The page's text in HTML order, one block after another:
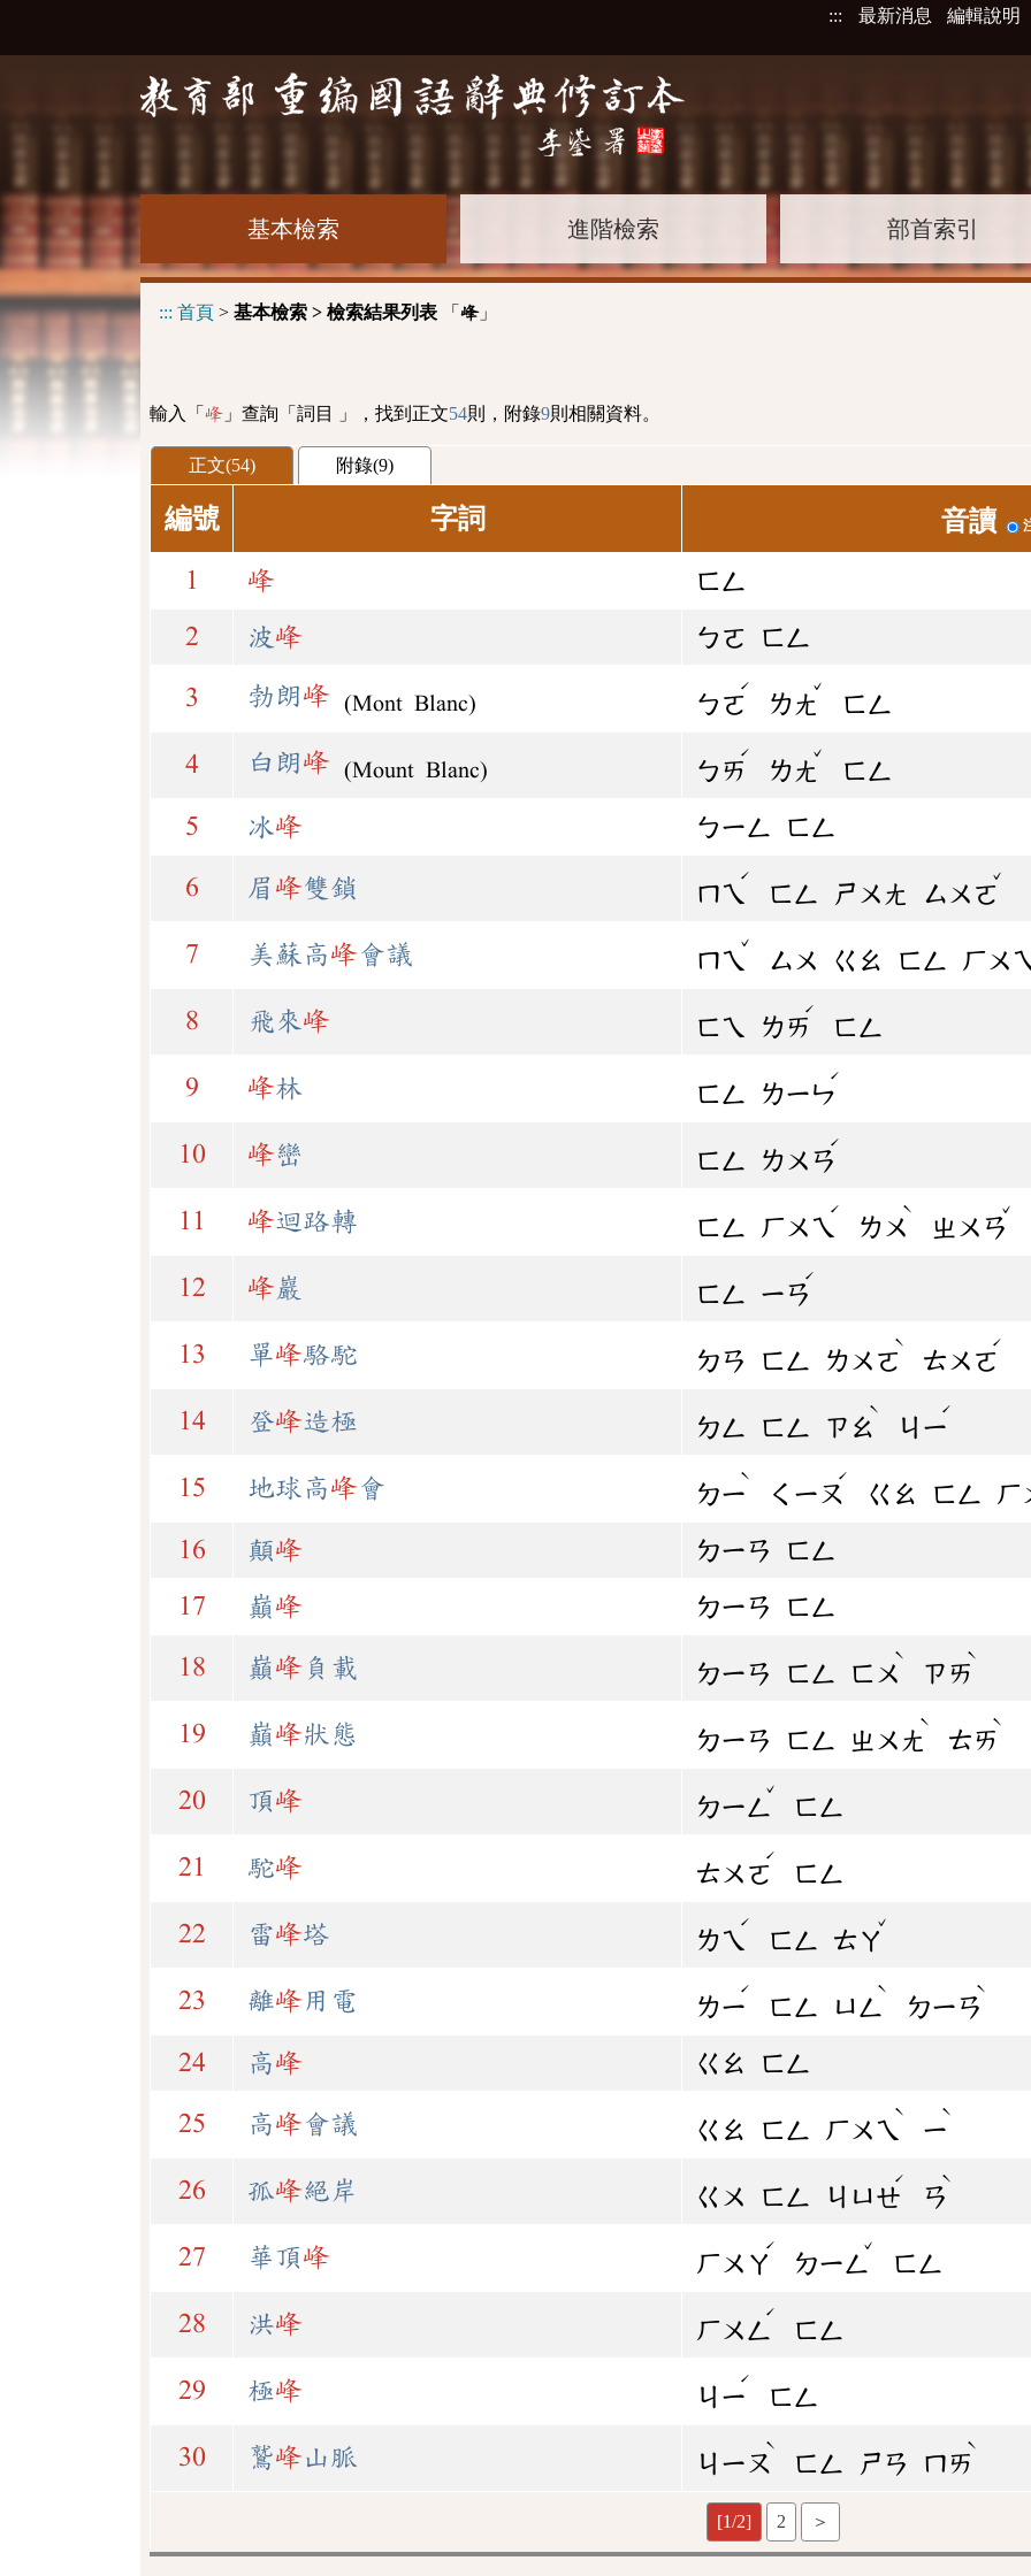
::: 最新消息 編輯說明
基本檢索 進階檢索 部首索引
::: 首頁 > 基本檢索 > 檢索結果列表 「 峰」
輸入「 峰 」查詢「詞目 」，找到正文54則，附錄9則相關資料。
正文(54) 附錄(9)
編號 字詞 音讀
1 峰 ㄈㄥ
2 波峰 ㄅㄛ ㄈㄥ
3 勃朗峰 (Mont Blanc) ㄅㄛ
ˊ
ㄌㄤ
ˇ
ㄈㄥ
4 白朗峰 (Mount Blanc) ㄅㄞ
ˊ
ㄌㄤ
ˇ
ㄈㄥ
5 冰峰 ㄅㄧㄥ ㄈㄥ
6 眉 峰雙鎖 ㄇㄟ
ˊ
ㄈㄥ ㄕㄨㄤ ㄙㄨㄛ
ˇ
7 美蘇高峰會議 ㄇㄟ
ˇ
ㄙㄨ ㄍㄠ ㄈㄥ ㄏㄨ
8 飛來峰 ㄈㄟ ㄌㄞ
ˊ
ㄈㄥ
9 峰林 ㄈㄥ ㄌㄧㄣ
ˊ
10 峰巒 ㄈㄥ ㄌㄨㄢ
ˊ
11 峰迴路轉 ㄈㄥ ㄏㄨㄟ
ˊ
ㄌㄨ
ˋ
ㄓㄨㄢ
ˇ
12 峰巖 ㄈㄥ ㄧㄢ
ˊ
13 單峰駱駝 ㄉㄢ ㄈㄥ ㄌㄨㄛ
ˋ
ㄊㄨㄛ
ˊ
14 登峰造極 ㄉㄥ ㄈㄥ ㄗㄠ
ˋ
ㄐㄧ
ˊ
15 地球高峰會 ㄉㄧ
ˋ
ㄑㄧㄡ
ˊ
ㄍㄠ ㄈㄥ ㄏ
16 顛峰 ㄉㄧㄢ ㄈㄥ
17 巔峰 ㄉㄧㄢ ㄈㄥ
18 巔峰 負載 ㄉㄧㄢ ㄈㄥ ㄈㄨ
ˋ
ㄗㄞ
ˋ
19 巔峰狀態 ㄉㄧㄢ ㄈㄥ ㄓㄨㄤ
ˋ
ㄊㄞ
ˋ
20 頂峰 ㄉㄧㄥ
ˇ
ㄈㄥ
21 駝峰 ㄊㄨㄛ
ˊ
ㄈㄥ
22 雷峰塔 ㄌㄟ
ˊ
ㄈㄥ ㄊㄚ
ˇ
23 離峰用電 ㄌㄧ
ˊ
ㄈㄥ ㄩㄥ
ˋ
ㄉㄧㄢ
ˋ
24 高峰 ㄍㄠ ㄈㄥ
25 高峰會議 ㄍㄠ ㄈㄥ ㄏㄨㄟ
ˋ
ㄧ
ˋ
26 孤峰絕岸 ㄍㄨ ㄈㄥ ㄐㄩㄝ
ˊ
ㄢ
ˋ
27 華頂峰 ㄏㄨㄚ
ˊ
ㄉㄧㄥ
ˇ
ㄈㄥ
28 洪峰 ㄏㄨㄥ
ˊ
ㄈㄥ
29 極峰 ㄐㄧ
ˊ
ㄈㄥ
30 鷲峰山脈 ㄐㄧㄡ
ˋ
ㄈㄥ ㄕㄢ ㄇㄞ
ˋ
[1/2] 2 ＞